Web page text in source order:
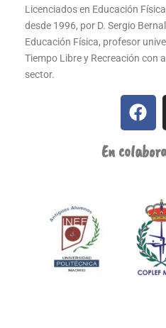
Licenciados en Educación
desde 1996, por D. Sergio
Educación Física, profesor
Tiempo Libre y Recreación con
sector.
En